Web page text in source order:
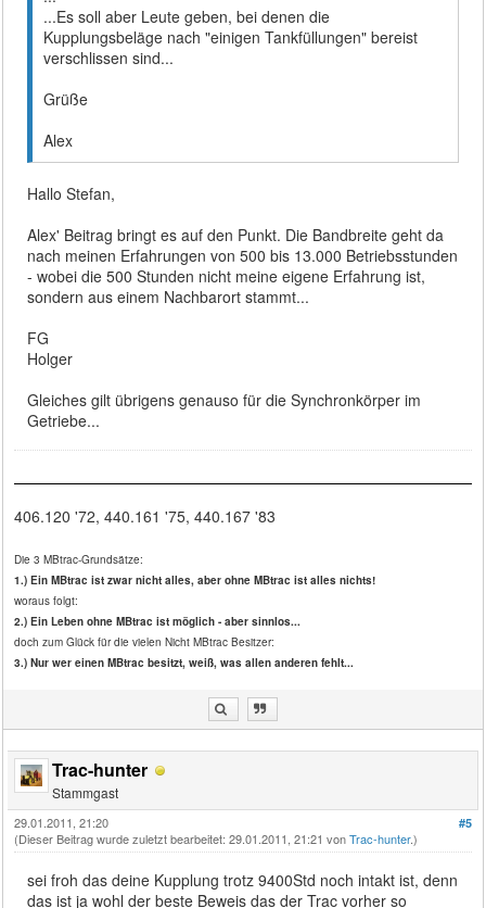
...Es soll aber Leute geben, bei denen die
Kupplungsbeläge nach "einigen Tankfüllungen" bereist
verschlissen sind...
Grüße
Alex
Hallo Stefan,
Alex' Beitrag bringt es auf den Punkt. Die Bandbreite geht da
nach meinen Erfahrungen von 500 bis 13.000 Betriebsstunden
- wobei die 500 Stunden nicht meine eigene Erfahrung ist,
sondern aus einem Nachbarort stammt...
FG
Holger
Gleiches gilt übrigens genauso für die Synchronkörper im
Getriebe...
406.120 '72, 440.161 '75, 440.167 '83
Die 3 MBtrac-Grundsätze:
1.) Ein MBtrac ist zwar nicht alles, aber ohne MBtrac ist alles nichts!
woraus folgt:
2.) Ein Leben ohne MBtrac ist möglich - aber sinnlos...
doch zum Glück für die vielen Nicht MBtrac Besitzer:
3.) Nur wer einen MBtrac besitzt, weiß, was allen anderen fehlt...
Trac-hunter
Stammgast
#5
29.01.2011, 21:20
(Dieser Beitrag wurde zuletzt bearbeitet: 29.01.2011, 21:21 vonTrac-hunter.)
sei froh das deine Kupplung trotz 9400Std noch intakt ist, denn
das ist ja wohl der beste Beweis das der Trac vorher so